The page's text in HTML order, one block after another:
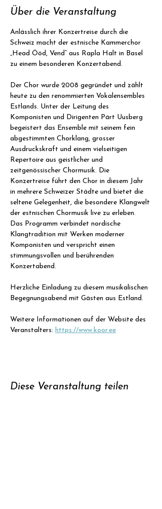
Über die Veranstaltung
Anlässlich ihrer Konzertreise durch die
Schweiz macht der estnische Kammerchor
„Head Ööd, Vend“ aus Rapla Halt in Basel
zu einem besonderen Konzertabend.
Der Chor wurde 2008 gegründet und zählt
heute zu den renommierten Vokalensembles
Estlands. Unter der Leitung des
Komponisten und Dirigenten Pärt Uusberg
begeistert das Ensemble mit seinem fein
abgestimmten Chorklang, grosser
Ausdruckskraft und einem vielseitigen
Repertoire aus geistlicher und
zeitgenössischer Chormusik. Die
Konzertreise führt den Chor in diesem Jahr
in mehrere Schweizer Städte und bietet die
seltene Gelegenheit, die besondere Klangwelt
der estnischen Chormusik live zu erleben.
Das Programm verbindet nordische
Klangtradition mit Werken moderner
Komponisten und verspricht einen
stimmungsvollen und berührenden
Konzertabend.
Herzliche Einladung zu diesem musikalischen
Begegnungsabend mit Gästen aus Estland.
Weitere Informationen auf der Website des
Veranstalters: https://www.koor.ee
Diese Veranstaltung teilen